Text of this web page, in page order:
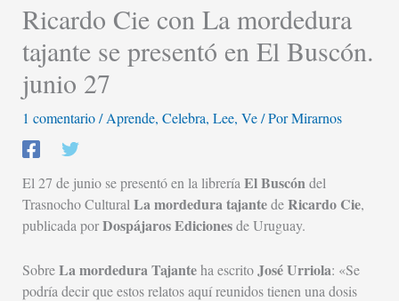
Ricardo Cie con La mordedura
tajante se presentó en El Buscón.
junio 27
1 comentario /Aprende, Celebra, Lee, Ve/ PorMirarnos
El 27 de junio se presentó en la librería El Buscón del
Trasnocho Cultural La mordedura tajantedeRicardo Cie,
publicada porDospájaros Edicionesde Uruguay.
SobreLa mordedura Tajanteha escritoJosé Urriola: «Se
podría decir que estos relatos aquí reunidos tienen una dosis